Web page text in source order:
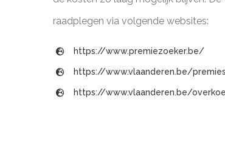
raadplegen via volgende websites:
https://www.premiezoeker.be/
https://www.vlaanderen.be/
https://www.vlaanderen.be/